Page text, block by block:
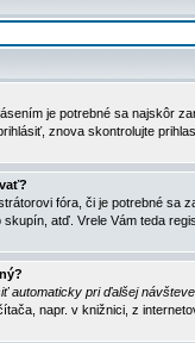
je potrebné sa najskôr
znova skontrolujte
fóra, či je potrebné sa
atď. Vrele Vám teda
automaticky pri ďalšej návšteve
napr. v knižnici, z